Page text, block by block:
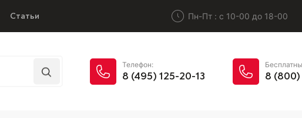
Статьи Пн-Пт : с 10-00 до 18-00
Телефон:
8 (495) 125-20-13 8 (800)